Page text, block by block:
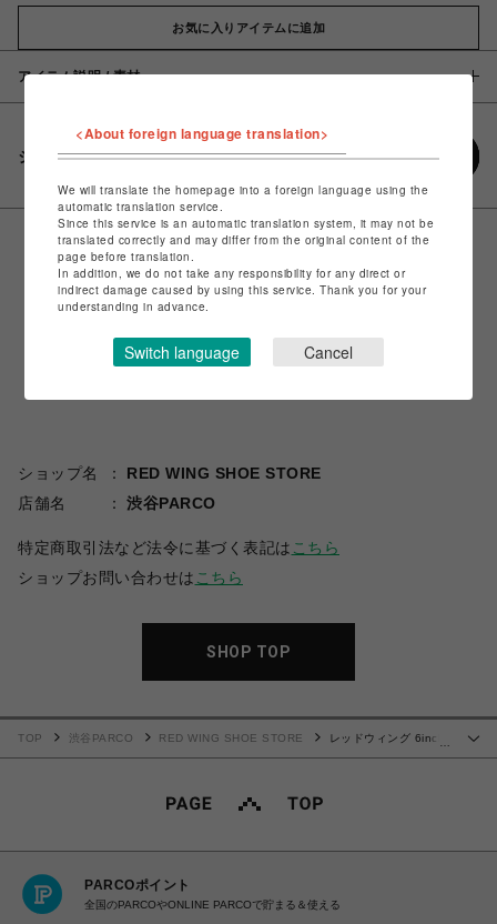
お気に入りアイテムに追加
アイテム説明 / 素材
シェアする
ショップ名
RED WING SHOE STORE
店舗名
渋谷PARCO
特定商取引法など法令に基づく表記は こちら
ショップお問い合わせは こちら
SHOP TOP
TOP 渋谷PARCO RED WING SHOE STORE
レッドウィング 6inch
PARCOポイント
全国のPARCOやONLINE PARCOで貯まる＆使える
<About foreign language translation>
We will translate the homepage into a foreign language using the
automatic translation service.
Since this service is an automatic translation system, it may not be
translated correctly and may differ from the original content of the
page before translation.
In addition, we do not take any responsibility for any direct or
indirect damage caused by using this service. Thank you for your
understanding in advance.
Switch language Cancel